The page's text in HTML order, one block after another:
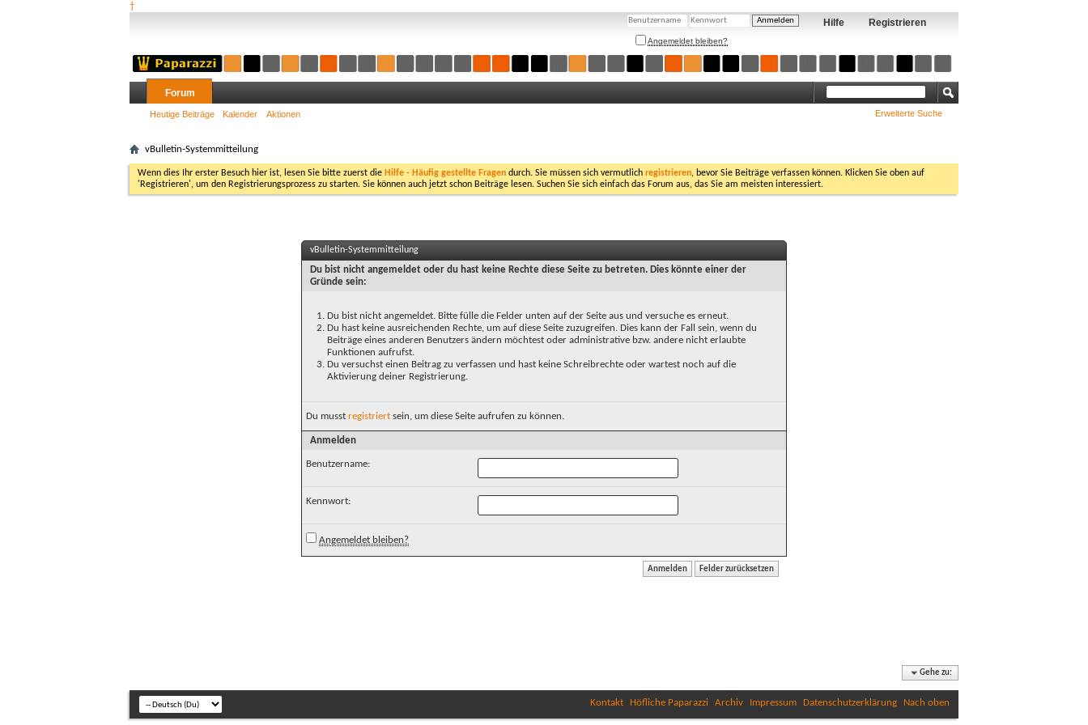
†
Registrieren
Hilfe
Angemeldet bleiben?
Forum
Heutige Beiträge Kalender Aktionen Erweiterte Suche
vBulletin-Systemmitteilung
Wenn dies Ihr erster Besuch hier ist, lesen Sie bitte zuerst die Hilfe - Häufig gestellte Fragen durch. Sie müssen sich vermutlich registrieren, bevor Sie Beiträge verfassen können. Klicken Sie oben auf
'Registrieren', um den Registrierungsprozess zu starten. Sie können auch jetzt schon Beiträge lesen. Suchen Sie sich einfach das Forum aus, das Sie am meisten interessiert.
vBulletin-Systemmitteilung
Du bist nicht angemeldet oder du hast keine Rechte diese Seite zu betreten. Dies könnte einer der
Gründe sein:
Du bist nicht angemeldet. Bitte fülle die Felder unten auf der Seite aus und versuche es erneut.
Du hast keine ausreichenden Rechte, um auf diese Seite zuzugreifen. Dies kann der Fall sein, wenn du
Beiträge eines anderen Benutzers ändern möchtest oder administrative bzw. andere nicht erlaubte
Funktionen aufrufst.
Du versuchst einen Beitrag zu verfassen und hast keine Schreibrechte oder wartest noch auf die
Aktivierung deiner Registrierung.
Du musst registriert sein, um diese Seite aufrufen zu können.
Anmelden
Benutzername:
Kennwort:
Angemeldet bleiben?
Gehe zu:
Kontakt Höfliche Paparazzi Archiv Impressum Datenschutzerklärung Nach oben